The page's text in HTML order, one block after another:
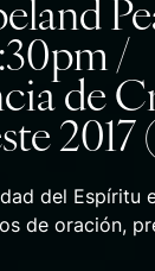
/
de
del Espíritu
de oración,